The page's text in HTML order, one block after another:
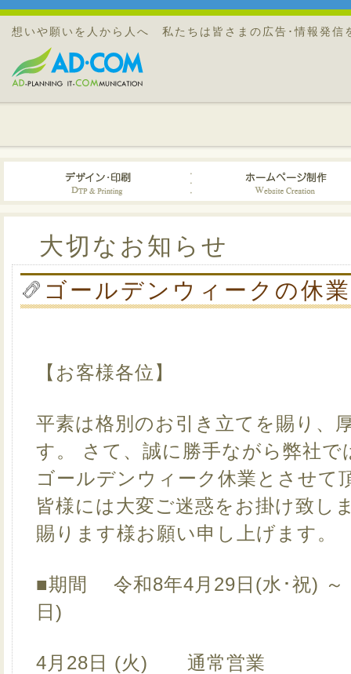
想いや願いを人から人へ 私たちは皆さまの広告･情報発信
大切なお知らせ
ゴールデンウィークの休
【お客様各位】
平素は格別のお引き立てを賜り、
す。 さて、誠に勝手ながら弊社で
ゴールデンウィーク休業とさせて
皆様には大変ご迷惑をお掛け致し
賜ります様お願い申し上げます。
■期間 令和8年4月29日(水･祝) ～
日)
4月28日 (火) 通常営業